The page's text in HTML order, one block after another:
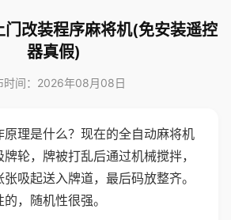
门改装程序麻将机(免安装遥控
器真假)
时间：2026年08月08日
原理是什么？现在的全自动麻将机
轮，牌被打乱后通过机械搅拌，
吸起送入牌道，最后码放整齐。
，随机性很强。